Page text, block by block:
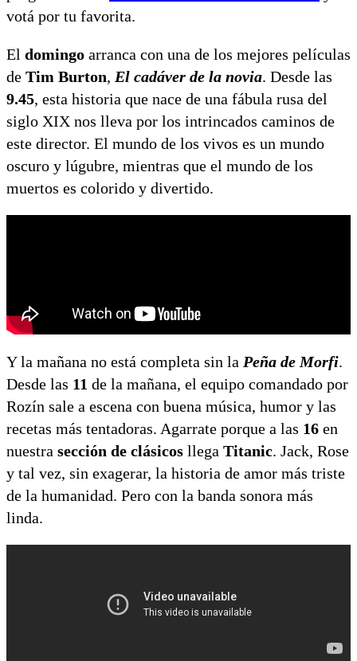
votá por tu favorita.
El domingo arranca con una de los mejores películas
de Tim Burton, El cadáver de la novia. Desde las
9.45, esta historia que nace de una fábula rusa del
siglo XIX nos lleva por los intrincados caminos de
este director. El mundo de los vivos es un mundo
oscuro y lúgubre, mientras que el mundo de los
muertos es colorido y divertido.
Y la mañana no está completa sin la Peña de Morfi.
Desde las 11 de la mañana, el equipo comandado por
Rozín sale a escena con buena música, humor y las
recetas más tentadoras. Agarrate porque a las 16 en
nuestra sección de clásicos llega Titanic. Jack, Rose
y tal vez, sin exagerar, la historia de amor más triste
de la humanidad. Pero con la banda sonora más
linda.